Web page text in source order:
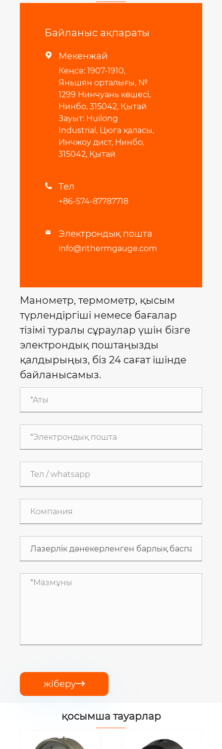
Байланыс ақпараты
 Мекенжай
Кеңсе: 1907-1910,
Яньшян орталығы, №
1299 Нинчуань көшесі,
Нинбо, 315042, Қытай
Зауыт: Huilong
Industrial, Цюга қаласы,
Инчжоу дист, Нинбо,
315042, Қытай
 Тел
+86-574-87787718
 Электрондық пошта
info@rithermgauge.com
Манометр, термометр, қысым
түрлендіргіші немесе бағалар
тізімі туралы сұраулар үшін бізге
электрондық поштаңызды
қалдырыңыз, біз 24 сағат ішінде
байланысамыз.
жіберу
қосымша тауарлар